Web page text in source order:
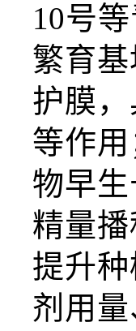
10号
繁育
护膜
等作
物早
精量
提升
剂用